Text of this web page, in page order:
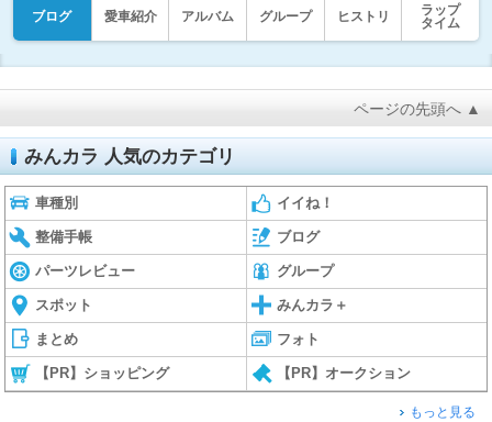
ブログ 愛車紹介 アルバム グループ ヒストリ
ラップ
タイム
ページの先頭へ ▲
みんカラ 人気のカテゴリ
車種別 イイね！
整備手帳 ブログ
パーツレビュー グループ
スポット みんカラ＋
まとめ フォト
【PR】ショッピング 【PR】オークション
もっと見る